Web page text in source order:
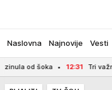
Naslovna Najnovije Vesti
šoka 12:31 Tri važna